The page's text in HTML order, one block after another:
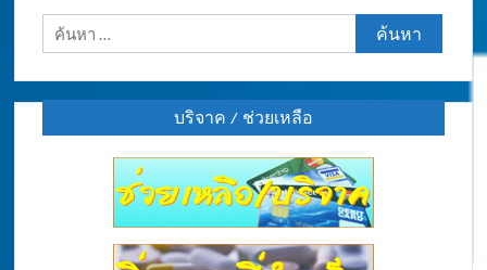
ค้นหา
สำหรับ:
บริจาค / ช่วยเหลือ